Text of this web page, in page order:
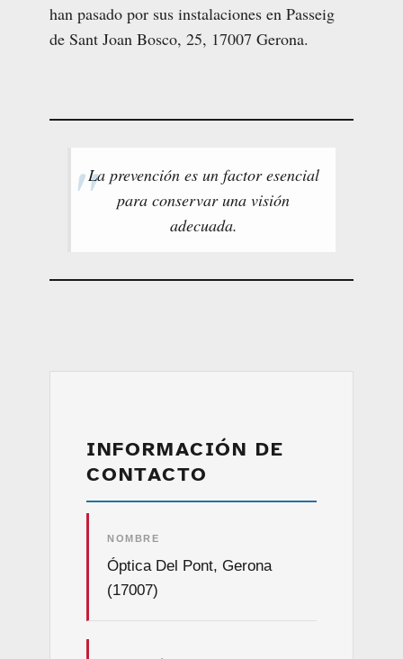
han pasado por sus instalaciones en Passeig
de Sant Joan Bosco, 25, 17007 Gerona.
La prevención es un factor esencial
para conservar una visión
adecuada.
INFORMACIÓN DE
CONTACTO
NOMBRE
Óptica Del Pont, Gerona
(17007)